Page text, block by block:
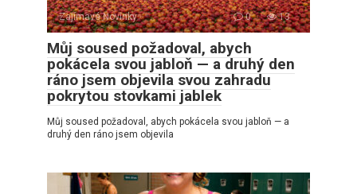
Zajímavé Novinky 0 13
Můj soused požadoval, abych
pokácela svou jabloň — a druhý den
ráno jsem objevila svou zahradu
pokrytou stovkami jablek
Můj soused požadoval, abych pokácela svou jabloň — a
druhý den ráno jsem objevila